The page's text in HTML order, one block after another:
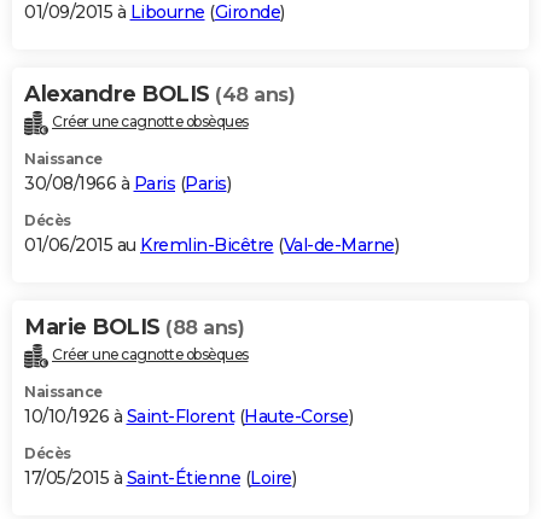
01/09/2015 à Libourne (Gironde)
Alexandre BOLIS (48 ans)
Créer une cagnotte obsèques
Naissance
30/08/1966 à Paris (Paris)
Décès
01/06/2015 au Kremlin-Bicêtre (Val-de-Marne)
Marie BOLIS (88 ans)
Créer une cagnotte obsèques
Naissance
10/10/1926 à Saint-Florent(Haute-Corse)
Décès
17/05/2015 à Saint-Étienne (Loire)